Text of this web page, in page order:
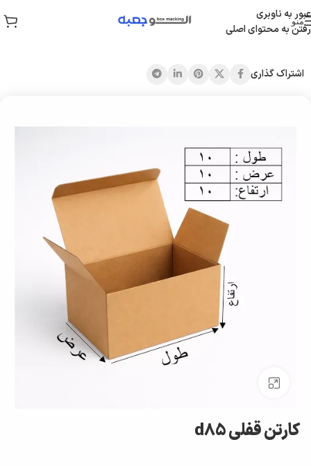
عبور به ناوبری
رفتن به محتوای اصلی
منو
خانه/جعبه قفلی
اشتراک گذاری
کارتن قفلی d85